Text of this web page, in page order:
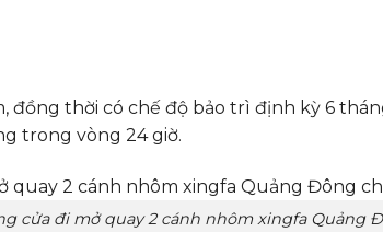
đồng thời có chế độ bảo trì định kỳ 6
trong vòng 24 giờ.
cửa đi mở quay 2 cánh nhôm xingfa Quảng